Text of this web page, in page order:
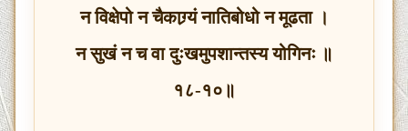
न विक्षेपो न चैकाग्र्यं नातिबोधो न मूढता ।
न सुखं न च वा दुःखमुपशान्तस्य योगिनः ॥
१८-१०॥